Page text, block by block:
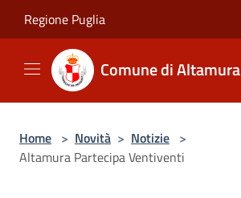
Regione Puglia
Comune di Altamura
Home > Novità > Notizie >
Altamura Partecipa Ventiventi